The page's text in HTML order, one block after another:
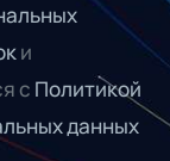
и
с Политикой
данных